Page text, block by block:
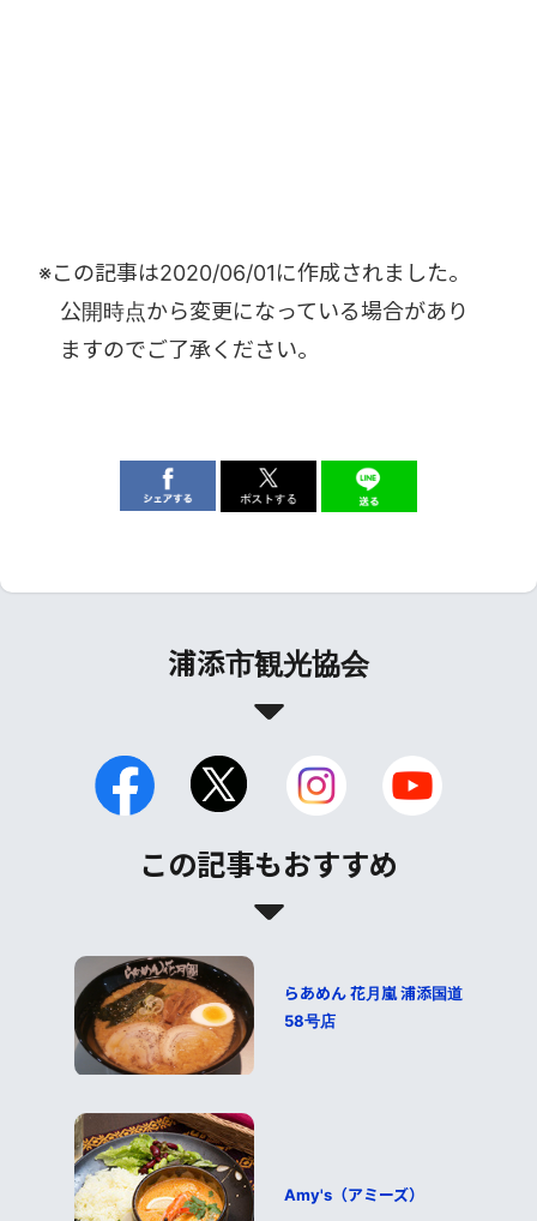
※この記事は2020/06/01に作成されました。
公開時点から変更になっている場合があり
ますのでご了承ください。
浦添市観光協会
この記事もおすすめ
らあめん 花月嵐 浦添国道
58号店
Amy's（アミーズ）